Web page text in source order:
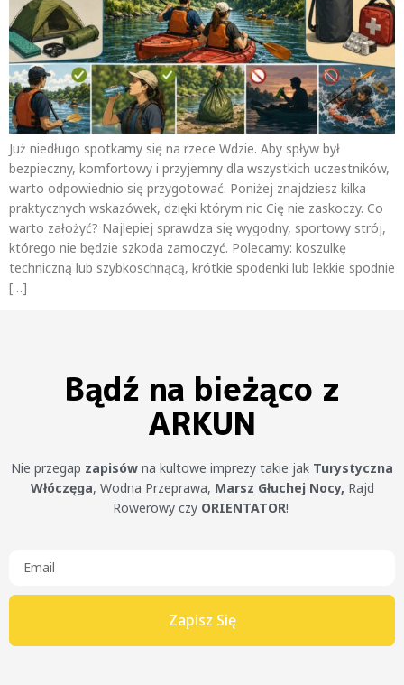
Już niedługo spotkamy się na rzece Wdzie. Aby spływ był
bezpieczny, komfortowy i przyjemny dla wszystkich uczestników,
warto odpowiednio się przygotować. Poniżej znajdziesz kilka
praktycznych wskazówek, dzięki którym nic Cię nie zaskoczy. Co
warto założyć? Najlepiej sprawdza się wygodny, sportowy strój,
którego nie będzie szkoda zamoczyć. Polecamy: koszulkę
techniczną lub szybkoschnącą, krótkie spodenki lub lekkie spodnie
[…]
Bądź na bieżąco z
ARKUN
Nie przegap zapisów na kultowe imprezy takie jak Turystyczna
Włóczęga, Wodna Przeprawa, Marsz Głuchej Nocy, Rajd
Rowerowy czy ORIENTATOR!
Zapisz Się